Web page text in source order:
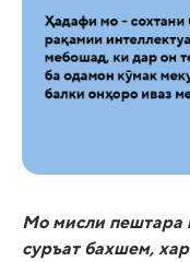
Мо мисли пештара
суръат бахшем,